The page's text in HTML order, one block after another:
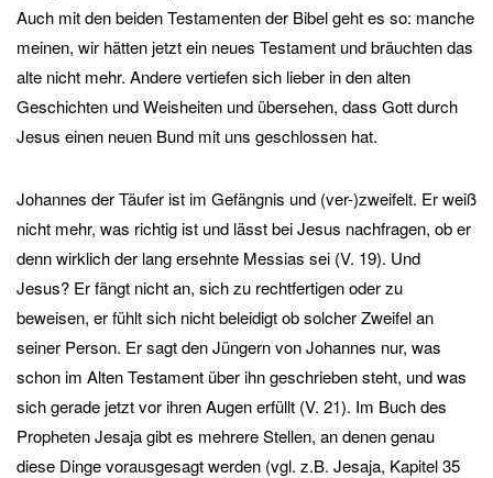
Auch mit den beiden Testamenten der Bibel geht es so: manche
meinen, wir hätten jetzt ein neues Testament und bräuchten das
alte nicht mehr. Andere vertiefen sich lieber in den alten
Geschichten und Weisheiten und übersehen, dass Gott durch
Jesus einen neuen Bund mit uns geschlossen hat.
Johannes der Täufer ist im Gefängnis und (ver-)zweifelt. Er weiß
nicht mehr, was richtig ist und lässt bei Jesus nachfragen, ob er
denn wirklich der lang ersehnte Messias sei (V. 19). Und
Jesus? Er fängt nicht an, sich zu rechtfertigen oder zu
beweisen, er fühlt sich nicht beleidigt ob solcher Zweifel an
seiner Person. Er sagt den Jüngern von Johannes nur, was
schon im Alten Testament über ihn geschrieben steht, und was
sich gerade jetzt vor ihren Augen erfüllt (V. 21). Im Buch des
Propheten Jesaja gibt es mehrere Stellen, an denen genau
diese Dinge vorausgesagt werden (vgl. z.B. Jesaja, Kapitel 35